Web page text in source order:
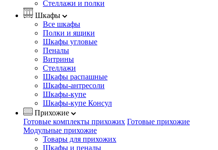
Стеллажи и полки
Шкафы
Все шкафы
Полки и ящики
Шкафы угловые
Пеналы
Витрины
Стеллажи
Шкафы распашные
Шкафы-антресоли
Шкафы-купе
Шкафы-купе Консул
Прихожие
Готовые комплекты прихожих Готовые прихожие
Модульные прихожие
Товары для прихожих
Шкафы и пеналы